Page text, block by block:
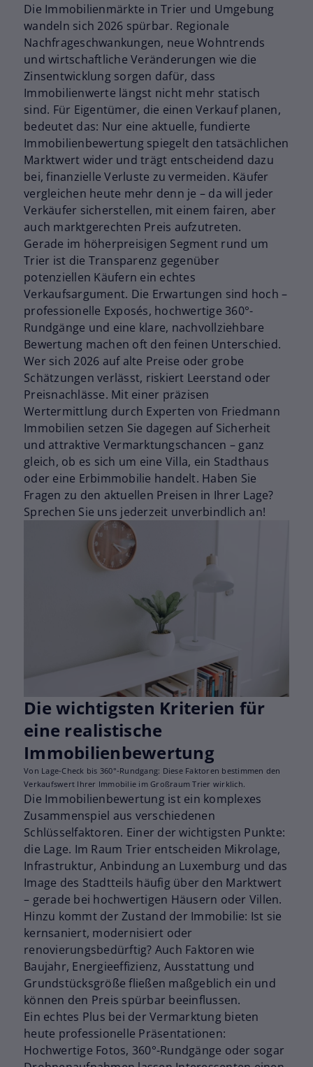
Die Immobilienmärkte in Trier und Umgebung
wandeln sich 2026 spürbar. Regionale
Nachfrageschwankungen, neue Wohntrends
und wirtschaftliche Veränderungen wie die
Zinsentwicklung sorgen dafür, dass
Immobilienwerte längst nicht mehr statisch
sind. Für Eigentümer, die einen Verkauf planen,
bedeutet das: Nur eine aktuelle, fundierte
Immobilienbewertung spiegelt den tatsächlichen
Marktwert wider und trägt entscheidend dazu
bei, finanzielle Verluste zu vermeiden. Käufer
vergleichen heute mehr denn je – da will jeder
Verkäufer sicherstellen, mit einem fairen, aber
auch marktgerechten Preis aufzutreten.
Gerade im höherpreisigen Segment rund um
Trier ist die Transparenz gegenüber
potenziellen Käufern ein echtes
Verkaufsargument. Die Erwartungen sind hoch –
professionelle Exposés, hochwertige 360°-
Rundgänge und eine klare, nachvollziehbare
Bewertung machen oft den feinen Unterschied.
Wer sich 2026 auf alte Preise oder grobe
Schätzungen verlässt, riskiert Leerstand oder
Preisnachlässe. Mit einer präzisen
Wertermittlung durch Experten von Friedmann
Immobilien setzen Sie dagegen auf Sicherheit
und attraktive Vermarktungschancen – ganz
gleich, ob es sich um eine Villa, ein Stadthaus
oder eine Erbimmobilie handelt. Haben Sie
Fragen zu den aktuellen Preisen in Ihrer Lage?
Sprechen Sie uns jederzeit unverbindlich an!
Die wichtigsten Kriterien für
eine realistische
Immobilienbewertung
Von Lage-Check bis 360°-Rundgang: Diese Faktoren bestimmen den
Verkaufswert Ihrer Immobilie im Großraum Trier wirklich.
Die Immobilienbewertung ist ein komplexes
Zusammenspiel aus verschiedenen
Schlüsselfaktoren. Einer der wichtigsten Punkte:
die Lage. Im Raum Trier entscheiden Mikrolage,
Infrastruktur, Anbindung an Luxemburg und das
Image des Stadtteils häufig über den Marktwert
– gerade bei hochwertigen Häusern oder Villen.
Hinzu kommt der Zustand der Immobilie: Ist sie
kernsaniert, modernisiert oder
renovierungsbedürftig? Auch Faktoren wie
Baujahr, Energieeffizienz, Ausstattung und
Grundstücksgröße fließen maßgeblich ein und
können den Preis spürbar beeinflussen.
Ein echtes Plus bei der Vermarktung bieten
heute professionelle Präsentationen:
Hochwertige Fotos, 360°-Rundgänge oder sogar